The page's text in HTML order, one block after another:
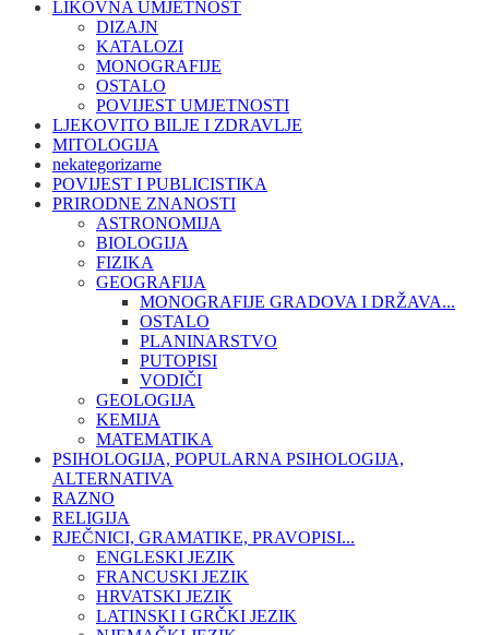
LIKOVNA UMJETNOST
DIZAJN
KATALOZI
MONOGRAFIJE
OSTALO
POVIJEST UMJETNOSTI
LJEKOVITO BILJE I ZDRAVLJE
MITOLOGIJA
nekategorizarne
POVIJEST I PUBLICISTIKA
PRIRODNE ZNANOSTI
ASTRONOMIJA
BIOLOGIJA
FIZIKA
GEOGRAFIJA
MONOGRAFIJE GRADOVA I DRŽAVA...
OSTALO
PLANINARSTVO
PUTOPISI
VODIČI
GEOLOGIJA
KEMIJA
MATEMATIKA
PSIHOLOGIJA, POPULARNA PSIHOLOGIJA,
ALTERNATIVA
RAZNO
RELIGIJA
RJEČNICI, GRAMATIKE, PRAVOPISI...
ENGLESKI JEZIK
FRANCUSKI JEZIK
HRVATSKI JEZIK
LATINSKI I GRČKI JEZIK